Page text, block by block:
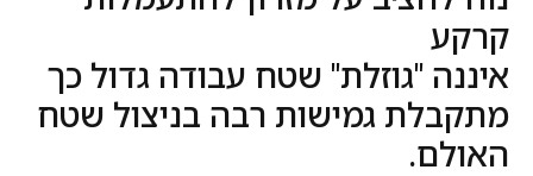
קרקע
איננה "גוזלת" שטח עבודה גדול כך
מתקבלת גמישות רבה בניצול שטח
האולם.